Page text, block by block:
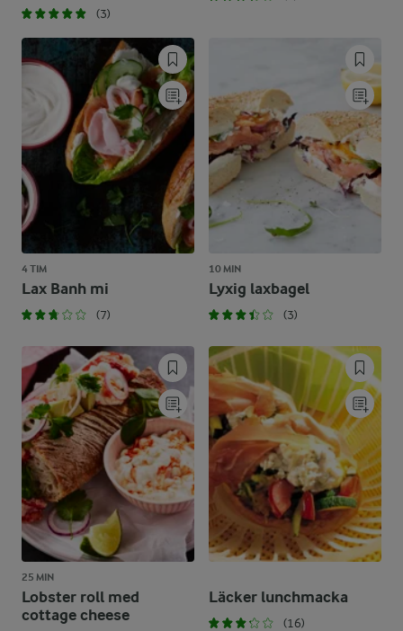
(3)
4 TIM
Lax Banh mi
(7)
10 MIN
Lyxig laxbagel
(3)
25 MIN
Lobster roll med
cottage cheese
Läcker lunchmacka
(16)